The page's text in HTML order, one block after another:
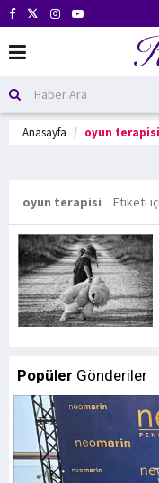
Anasayfa oyun terapisi
oyun terapisi Etiketi
Popüler Gönderiler